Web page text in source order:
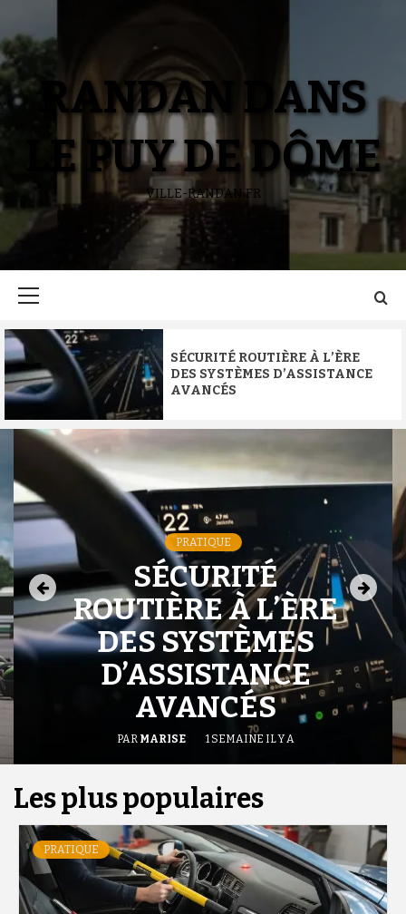
contenu
RANDAN DANS
LE PUY DE DÔME
VILLE-RANDAN.FR
SÉCURITÉ ROUTIÈRE À L’ÈRE
DES SYSTÈMES D’ASSISTANCE
AVANCÉS
PRATIQUE
SÉCURITÉ
ROUTIÈRE À L’ÈRE
DES SYSTÈMES
D’ASSISTANCE
AVANCÉS
PAR MARISE 1 SEMAINE IL Y A
Les plus populaires
PRATIQUE